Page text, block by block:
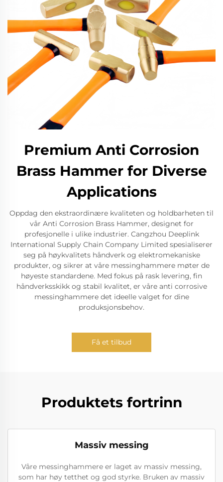
Premium Anti Corrosion
Brass Hammer for Diverse
Applications
Oppdag den ekstraordinære kvaliteten og holdbarheten til
vår Anti Corrosion Brass Hammer, designet for
profesjonelle i ulike industrier. Cangzhou Deeplink
International Supply Chain Company Limited spesialiserer
seg på høykvalitets håndverk og elektromekaniske
produkter, og sikrer at våre messinghammere møter de
høyeste standardene. Med fokus på rask levering, fin
håndverksskikk og stabil kvalitet, er våre anti corrosive
messinghammere det ideelle valget for dine
produksjonsbehov.
Få et tilbud
Produktets fortrinn
Massiv messing
Våre messinghammere er laget av massiv messing,
som har høy tetthet og god styrke. Bruken av massiv